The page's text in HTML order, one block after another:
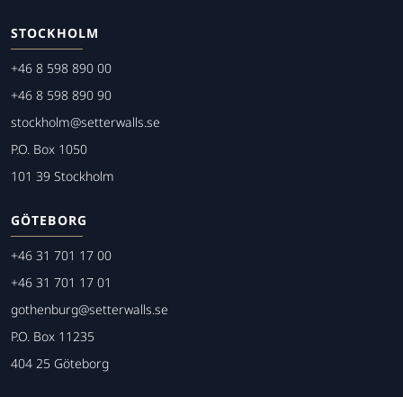
STOCKHOLM
+46 8 598 890 00
+46 8 598 890 90
stockholm@setterwalls.se
P.O. Box 1050
101 39 Stockholm
GÖTEBORG
+46 31 701 17 00
+46 31 701 17 01
gothenburg@setterwalls.se
P.O. Box 11235
404 25 Göteborg